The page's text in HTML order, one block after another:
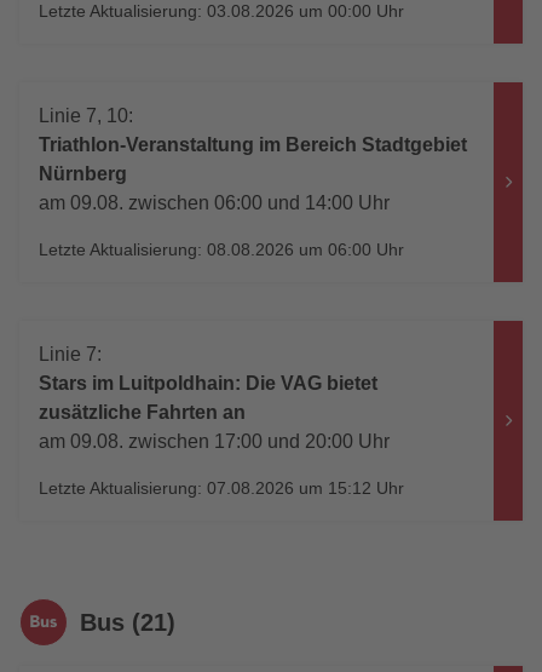
Letzte Aktualisierung: 03.08.2026 um 00:00 Uhr
Linie 7, 10:
Triathlon-Veranstaltung im Bereich Stadtgebiet
Nürnberg
am 09.08. zwischen 06:00 und 14:00 Uhr
Letzte Aktualisierung: 08.08.2026 um 06:00 Uhr
Linie 7:
Stars im Luitpoldhain: Die VAG bietet
zusätzliche Fahrten an
am 09.08. zwischen 17:00 und 20:00 Uhr
Letzte Aktualisierung: 07.08.2026 um 15:12 Uhr
Bus (21)